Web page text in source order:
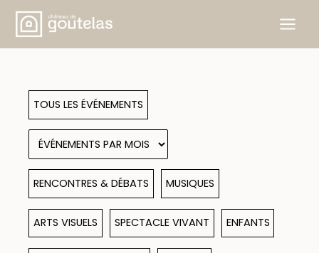
Aller
contenu
TOUS LES ÉVÉNEMENTS
RENCONTRES & DÉBATS MUSIQUES
ARTS VISUELS SPECTACLE VIVANT ENFANTS